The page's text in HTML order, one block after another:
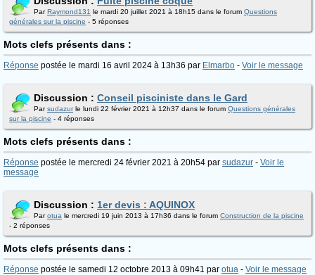
ParRaymond131 le mardi 20 juillet 2021 à 18h15 dans le forum Questions
générales sur la piscine - 5 réponses
Mots clefs présents dans :
Réponse postée le mardi 16 avril 2024 à 13h36 par Elmarbo - Voir le message
Discussion : Conseil pisciniste dans le Gard
Parsudazurle lundi 22 février 2021 à 12h37 dans le forum Questions générales
sur la piscine - 4 réponses
Mots clefs présents dans :
Réponse postée le mercredi 24 février 2021 à 20h54 par sudazur - Voir le
message
Discussion : 1er devis : AQUINOX
Parotua le mercredi 19 juin 2013 à 17h36 dans le forum Construction de la piscine
- 2 réponses
Mots clefs présents dans :
Réponse postée le samedi 12 octobre 2013 à 09h41 par otua - Voir le message